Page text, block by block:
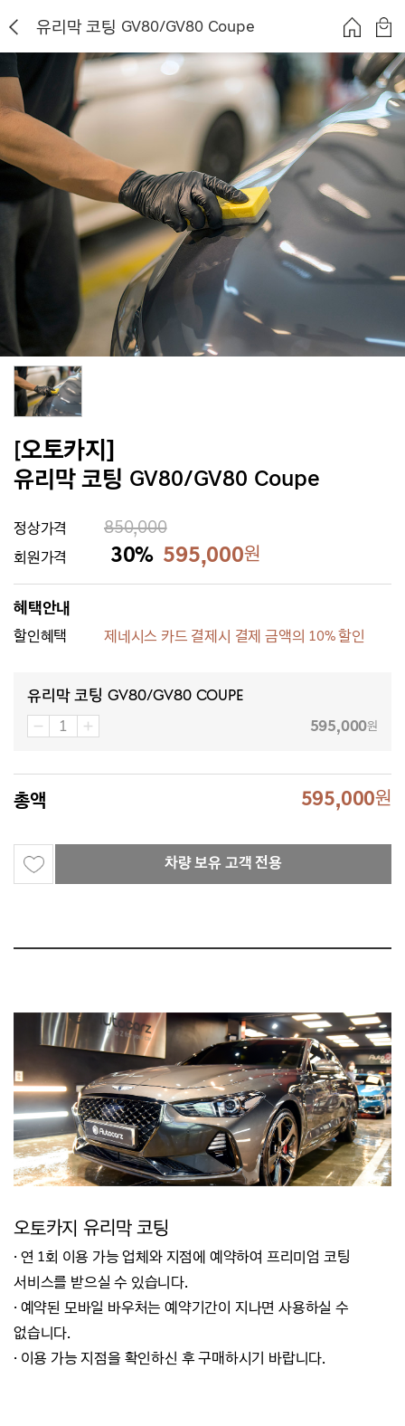
유리막 코팅 GV80/GV80 Coupe
[오토카지]
유리막 코팅 GV80/GV80 Coupe
정상가격 850,000
회원가격 30% 595,000원
혜택안내
할인혜택 제네시스 카드 결제시 결제 금액의 10% 할인
유리막 코팅 GV80/GV80 Coupe
595,000원
총액 595,000원
차량 보유 고객 전용
오토카지 유리막 코팅
· 연 1회 이용 가능 업체와 지점에 예약하여 프리미엄 코팅
서비스를 받으실 수 있습니다.
· 예약된 모바일 바우처는 예약기간이 지나면 사용하실 수
없습니다.
· 이용 가능 지점을 확인하신 후 구매하시기 바랍니다.